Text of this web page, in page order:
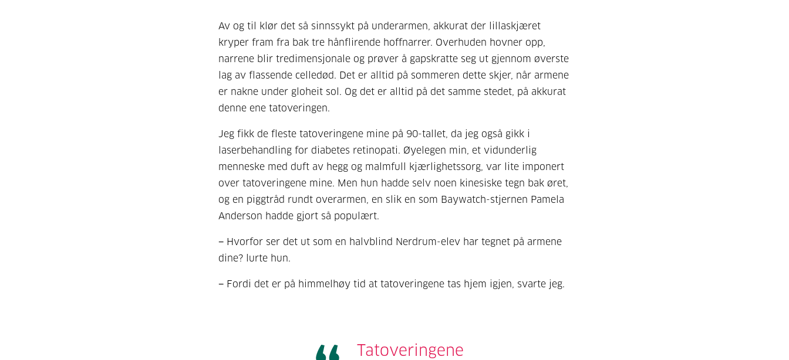
Av og til klør det så sinnssykt på underarmen, akkurat der lillaskjæret
kryper fram fra bak tre hånflirende hoffnarrer. Overhuden hovner opp,
narrene blir tredimensjonale og prøver å gapskratte seg ut gjennom øverste
lag av flassende celledød. Det er alltid på sommeren dette skjer, når armene
er nakne under gloheit sol. Og det er alltid på det samme stedet, på akkurat
denne ene tatoveringen.
Jeg fikk de fleste tatoveringene mine på 90-tallet, da jeg også gikk i
laserbehandling for diabetes retinopati. Øyelegen min, et vidunderlig
menneske med duft av hegg og malmfull kjærlighetssorg, var lite imponert
over tatoveringene mine. Men hun hadde selv noen kinesiske tegn bak øret,
og en piggtråd rundt overarmen, en slik en som Baywatch-stjernen Pamela
Anderson hadde gjort så populært.
− Hvorfor ser det ut som en halvblind Nerdrum-elev har tegnet på armene
dine? lurte hun.
− Fordi det er på himmelhøy tid at tatoveringene tas hjem igjen, svarte jeg.
Tatoveringene